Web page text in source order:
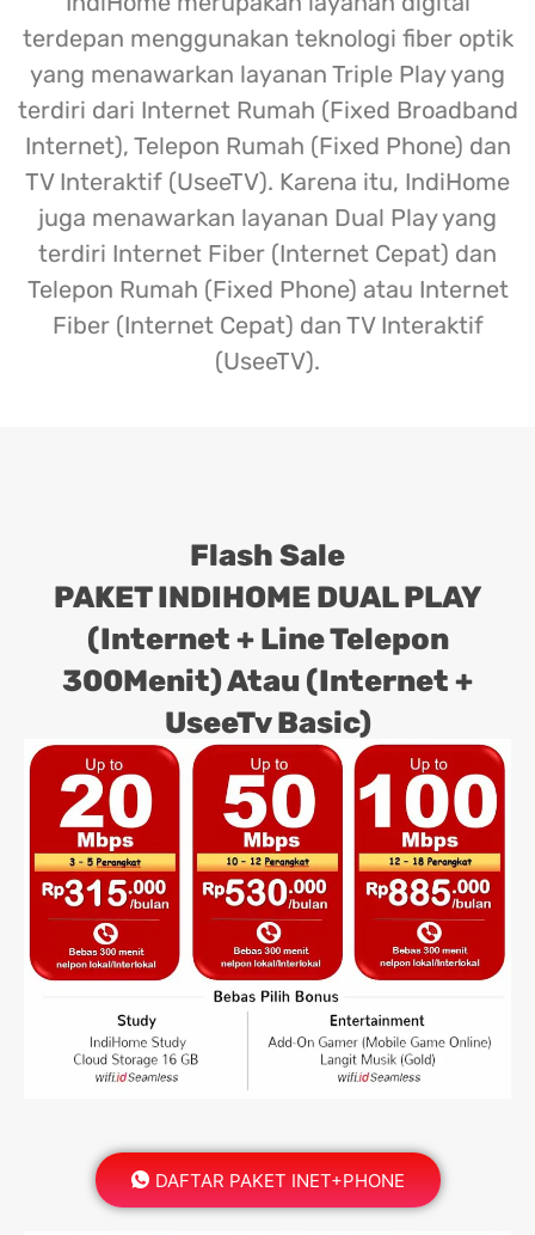
terdepan menggunakan teknologi fiber optik
yang menawarkan layanan Triple Play yang
terdiri dari Internet Rumah (Fixed Broadband
Internet), Telepon Rumah (Fixed Phone) dan
TV Interaktif (UseeTV). Karena itu, IndiHome
juga menawarkan layanan Dual Play yang
terdiri Internet Fiber (Internet Cepat) dan
Telepon Rumah (Fixed Phone) atau Internet
Fiber (Internet Cepat) dan TV Interaktif
(UseeTV).
Flash Sale
PAKET INDIHOME DUAL PLAY
(Internet + Line Telepon
300Menit) Atau (Internet +
UseeTv Basic)
DAFTAR PAKET INET+PHONE